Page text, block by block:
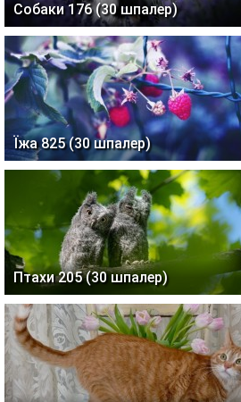
Собаки 176 (30 шпалер)
Їжа 825 (30 шпалер)
Птахи 205 (30 шпалер)